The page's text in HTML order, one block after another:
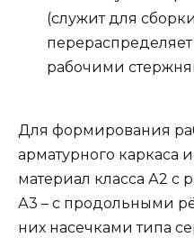
(служит для
рабочими
Для формирования
арматурного каркаса
материал класса А2 с
А3 – с продольными
них насечками типа